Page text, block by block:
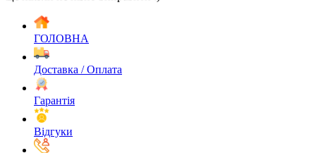
ГОЛОВНА
Доставка / Оплата
Гарантія
Відгуки